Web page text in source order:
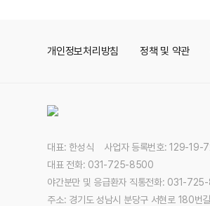
개인정보처리방침 정책 및 약관
대표: 한성식 사업자 등록번호: 129-19-
대표 전화: 031-725-8500
야간분만 및 응급환자 직통전화: 031-
주소: 경기도 성남시 분당구 서현로 180번